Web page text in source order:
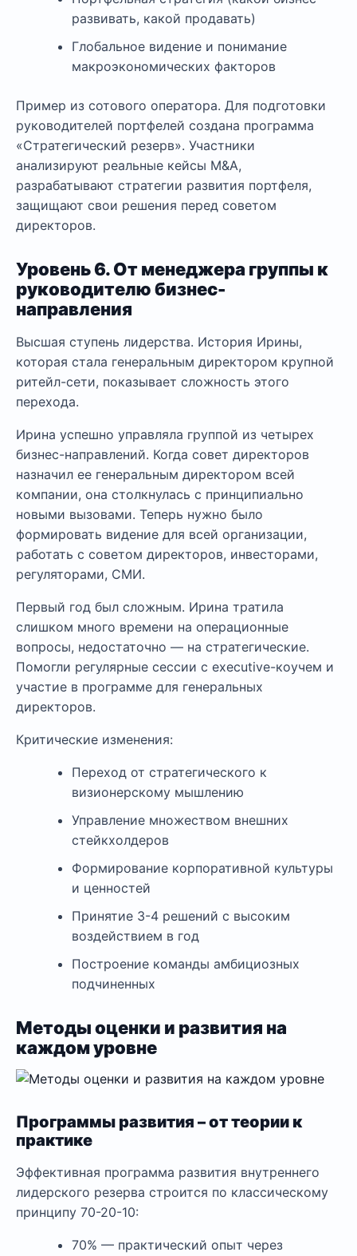
развивать, какой продавать)
Глобальное видение и понимание
макроэкономических факторов
Пример из сотового оператора. Для подготовки
руководителей портфелей создана программа
«Стратегический резерв». Участники
анализируют реальные кейсы M&A,
разрабатывают стратегии развития портфеля,
защищают свои решения перед советом
директоров.
Уровень 6. От менеджера группы к
руководителю бизнес-
направления
Высшая ступень лидерства. История Ирины,
которая стала генеральным директором крупной
ритейл-сети, показывает сложность этого
перехода.
Ирина успешно управляла группой из четырех
бизнес-направлений. Когда совет директоров
назначил ее генеральным директором всей
компании, она столкнулась с принципиально
новыми вызовами. Теперь нужно было
формировать видение для всей организации,
работать с советом директоров, инвесторами,
регуляторами, СМИ.
Первый год был сложным. Ирина тратила
слишком много времени на операционные
вопросы, недостаточно — на стратегические.
Помогли регулярные сессии с executive-коучем и
участие в программе для генеральных
директоров.
Критические изменения:
Переход от стратегического к
визионерскому мышлению
Управление множеством внешних
стейкхолдеров
Формирование корпоративной культуры
и ценностей
Принятие 3-4 решений с высоким
воздействием в год
Построение команды амбициозных
подчиненных
Методы оценки и развития на
каждом уровне
Программы развития – от теории к
практике
Эффективная программа развития внутреннего
лидерского резерва строится по классическому
принципу 70-20-10:
70% — практический опыт через